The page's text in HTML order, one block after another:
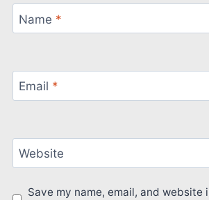
Name *
Email *
Website
Save my name, email, and